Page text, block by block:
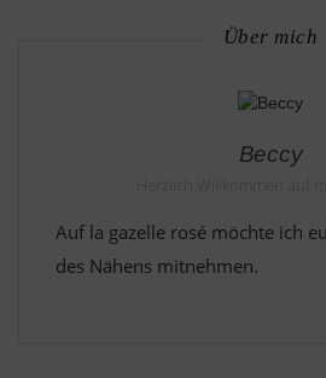
Über mich
Beccy
Auf la gazelle rosé möchte ich
des Nähens mitnehmen.